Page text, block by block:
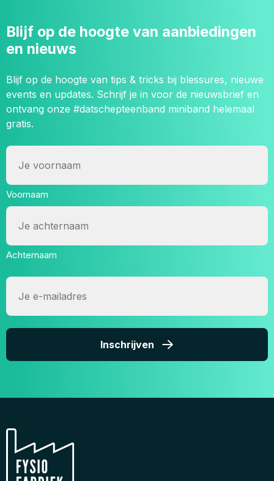
Blijf op de hoogte van aanbiedingen
en nieuws
Blijf op de hoogte van tips & tricks bij blessures, nieuwe
events en updates. Schrijf je in voor de nieuwsbrief en
ontvang onze #datschepteenband miniband helemaal
gratis.
Naam
Voornaam
Achternaam
E-
mailadres
Inschrijven